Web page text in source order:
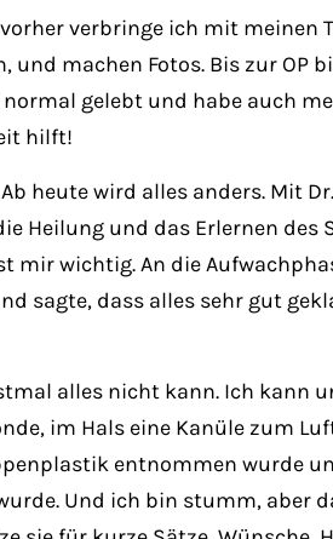
vorher verbringe ich mit
und machen Fotos. Bis zur
gelebt und habe auch
hilft!
Ab heute wird alles anders. Mit
und das Erlernen des
mir wichtig. An die
sagte, dass alles sehr gut
alles nicht kann. Ich kann
im Hals eine Kanüle zum
entnommen wurde
Und ich bin stumm, aber